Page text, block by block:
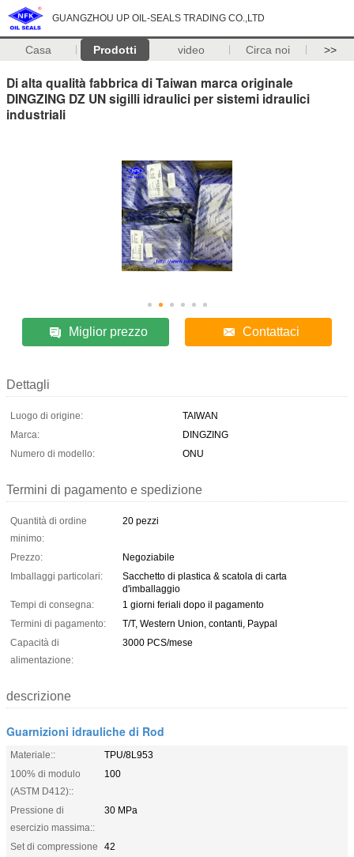
GUANGZHOU UP OIL-SEALS TRADING CO.,LTD
Casa Prodotti video Circa noi >>
Di alta qualità fabbrica di Taiwan marca originale
DINGZING DZ UN sigilli idraulici per sistemi idraulici
industriali
Miglior prezzo Contattaci
Dettagli
Luogo di origine:
TAIWAN
Marca:
DINGZING
Numero di modello:
ONU
Termini di pagamento e spedizione
Quantità di ordine
minimo:
20 pezzi
Prezzo:
Negoziabile
Imballaggi particolari:
Sacchetto di plastica & scatola di carta
d'imballaggio
Tempi di consegna:
1 giorni feriali dopo il pagamento
Termini di pagamento:
T/T, Western Union, contanti, Paypal
Capacità di
alimentazione:
3000 PCS/mese
descrizione
Guarnizioni idrauliche di Rod
Materiale::
TPU/8L953
100% di modulo
(ASTM D412)::
100
Pressione di
esercizio massima::
30 MPa
Set di compressione
42